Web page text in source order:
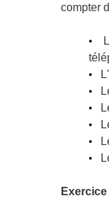
compter
•
•
•
•
•
•
•